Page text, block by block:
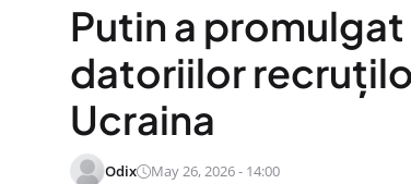
Putin a
datoriilor
Ucraina
Odix May 26, 2026 - 14:00